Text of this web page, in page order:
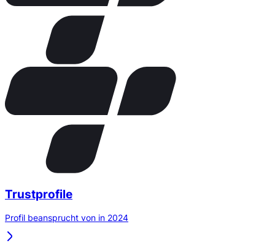
Trustprofile
Profil beansprucht von in 2024